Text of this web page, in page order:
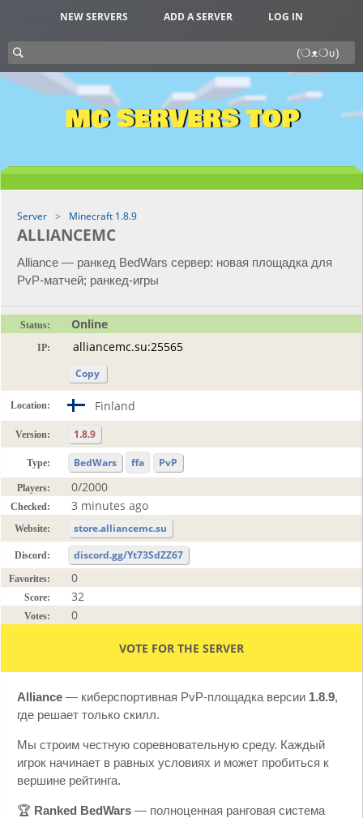
NEW SERVERS ADD A SERVER LOG IN
MC SERVERS TOP
Server Minecraft 1.8.9
ALLIANCEMC
Alliance — ранкед BedWars сервер: новая площадка для
PvP-матчей; ранкед-игры
Status: Online
IP:
Copy
Location: Finland
Version: 1.8.9
Type: BedWars ffa PvP
Players: 0/2000
Checked: 3 minutes ago
Website: store.alliancemc.su
Discord: discord.gg/Yt73SdZZ67
Favorites: 0
Score: 32
Votes: 0
VOTE FOR THE SERVER
Alliance — киберспортивная PvP-площадка версии 1.8.9,
где решает только скилл.
Мы строим честную соревновательную среду. Каждый
игрок начинает в равных условиях и может пробиться к
вершине рейтинга.
🏆 Ranked BedWars — полноценная ранговая система